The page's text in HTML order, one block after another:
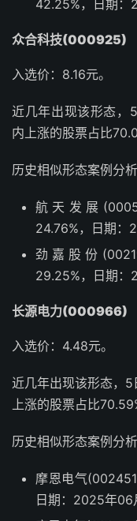
42.25%，日期：
众合科技(000925)
入选价：8.16元。
近几年出现该形态，
内上涨的股票占比
历史相似形态案例分析
航天发展
24.76%，日期：
劲嘉股份
29.25%，日期：
长源电力(000966)
入选价：4.48元。
近几年出现该形态，
上涨的股票占比
历史相似形态案例分析
摩恩电气
日期：2025年06